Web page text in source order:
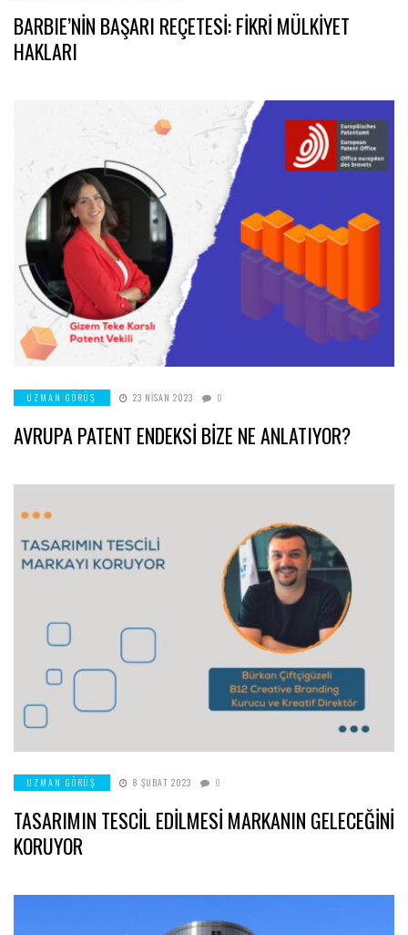
BARBIE’NİN BAŞARI REÇETESİ: FİKRİ MÜLKİYET
HAKLARI
UZMAN GÖRÜŞ 23 NISAN 2023 0
AVRUPA PATENT ENDEKSİ BİZE NE ANLATIYOR?
UZMAN GÖRÜŞ 8 ŞUBAT 2023 0
TASARIMIN TESCİL EDİLMESİ MARKANIN GELECEĞİNİ
KORUYOR